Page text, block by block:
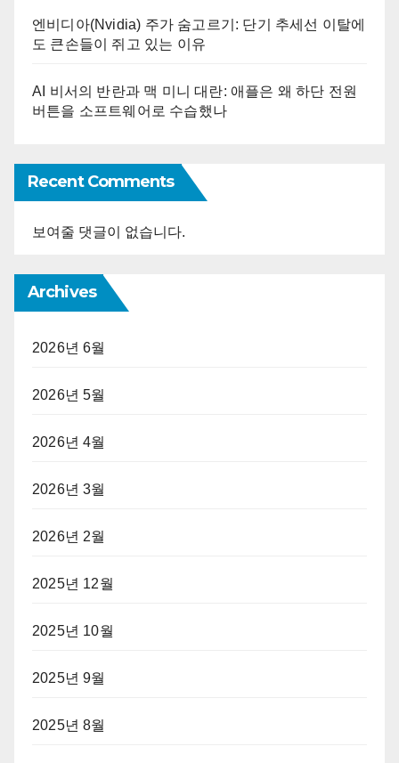
엔비디아(Nvidia) 주가 숨고르기: 단기 추세선 이탈에
도 큰손들이 쥐고 있는 이유
AI 비서의 반란과 맥 미니 대란: 애플은 왜 하단 전원
버튼을 소프트웨어로 수습했나
Recent Comments
보여줄 댓글이 없습니다.
Archives
2026년 6월
2026년 5월
2026년 4월
2026년 3월
2026년 2월
2025년 12월
2025년 10월
2025년 9월
2025년 8월